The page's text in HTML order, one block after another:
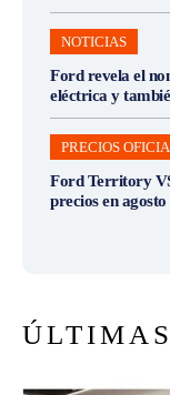
NOTICIAS
Ford revela el
eléctrica y
PRECIOS
Ford Territory
precios en agosto